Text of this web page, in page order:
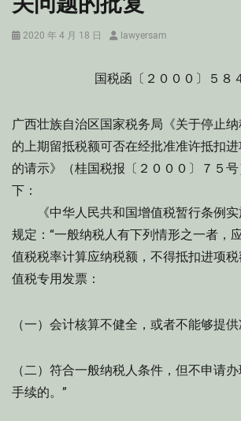
Posted
2020 年 4 月 18 日 Authorlawyersam
国税函〔２０００〕５８
广西壮族自治区国家税务局《关于停止
的上期留抵税额可否在经批准准许抵扣
的请示》（桂国税报〔２０００〕７５
下：
《中华人民共和国增值税暂行条例实
规定：“一般纳税人有下列情形之一者，
值税税率计算应纳税额，不得抵扣进项
值税专用发票：
（一）会计核算不健全，或者不能够提
（二）符合一般纳税人条件，但不申请
手续的。”